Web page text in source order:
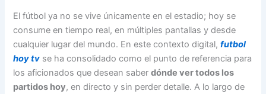
El fútbol ya no se vive únicamente en el estadio; hoy se
consume en tiempo real, en múltiples pantallas y desde
cualquier lugar del mundo. En este contexto digital,futbol
hoy tv se ha consolidado como el punto de referencia para
los aficionados que desean saberdónde ver todos los
partidos hoy, en directo y sin perder detalle. A lo largo de